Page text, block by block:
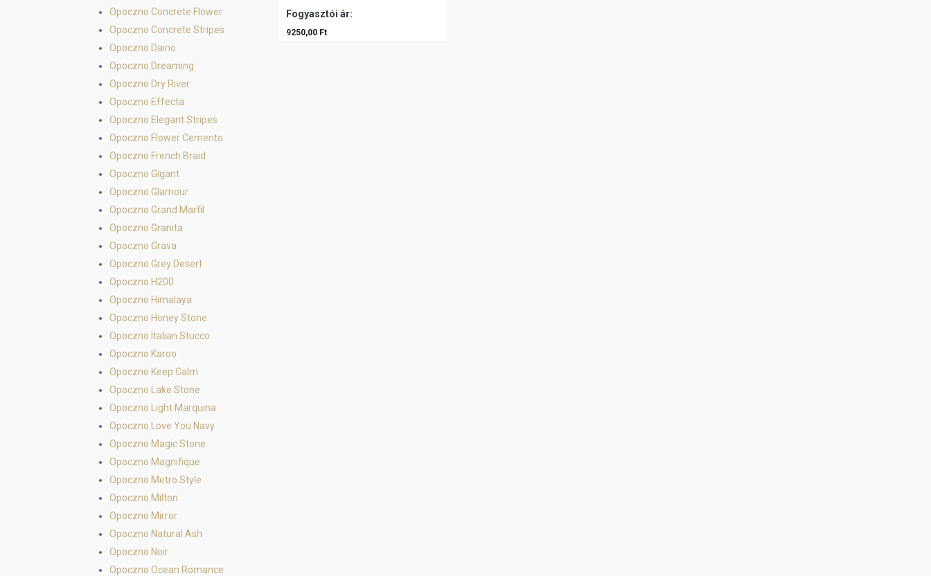
Fogyasztói ár:
9250,00 Ft
Opoczno Concrete Flower
Opoczno Concrete Stripes
Opoczno Daino
Opoczno Dreaming
Opoczno Dry River
Opoczno Effecta
Opoczno Elegant Stripes
Opoczno Flower Cemento
Opoczno French Braid
Opoczno Gigant
Opoczno Glamour
Opoczno Grand Marfil
Opoczno Granita
Opoczno Grava
Opoczno Grey Desert
Opoczno H200
Opoczno Himalaya
Opoczno Honey Stone
Opoczno Italian Stucco
Opoczno Karoo
Opoczno Keep Calm
Opoczno Lake Stone
Opoczno Light Marquina
Opoczno Love You Navy
Opoczno Magic Stone
Opoczno Magnifique
Opoczno Metro Style
Opoczno Milton
Opoczno Mirror
Opoczno Natural Ash
Opoczno Noir
Opoczno Ocean Romance